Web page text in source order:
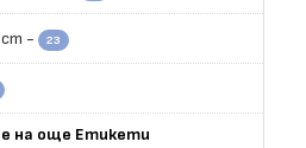
- 23
на още Етикети